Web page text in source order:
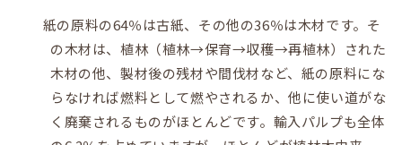
紙の原料の64％は古紙、その他の36％は木材です。そ
の木材は、植林（植林→保育→収穫→再植林）された
木材の他、製材後の残材や間伐材など、紙の原料にな
らなければ燃料として燃やされるか、他に使い道がな
く廃棄されるものがほとんどです。輸入パルプも全体